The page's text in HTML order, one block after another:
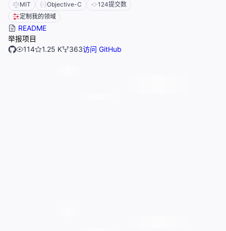
MIT Objective-C 124提交数
定制我的领域
README
举报项目
114
1.25 K 363访问 GitHub